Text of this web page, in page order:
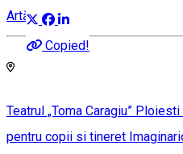
Copied!
Artă
Teatrul „Toma Caragiu”
pentru copii si tineret